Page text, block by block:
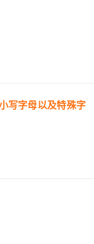
写字母以及特殊字